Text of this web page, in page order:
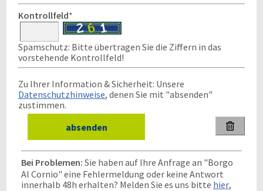
Kontrollfeld*
Spamschutz: Bitte übertragen Sie die Ziffern in das
vorstehende Kontrollfeld!
Zu Ihrer Information & Sicherheit: Unsere
Datenschutzhinweise, denen Sie mit "absenden"
zustimmen.

Bei Problemen: Sie haben auf Ihre Anfrage an "Borgo
Al Cornio" eine Fehlermeldung oder keine Antwort
innerhalb 48h erhalten? Melden Sie es uns bitte hier,